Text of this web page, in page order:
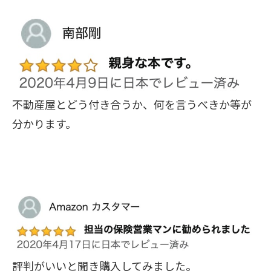
不動産屋とどう付き合うか、何を言うべきか等が
分かります。
評判がいいと聞き購入してみました。